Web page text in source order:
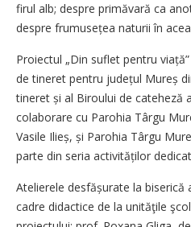
firul alb; despre primăvară ca
despre frumusețea naturii în
Proiectul „Din suflet pentru
de tineret pentru județul Mureș
tineret și al Biroului de cateheză
colaborare cu Parohia Târgu
Vasile Ilieș, și Parohia Târgu
parte din seria activităților
Atelierele desfășurate la
cadre didactice de la unităţile